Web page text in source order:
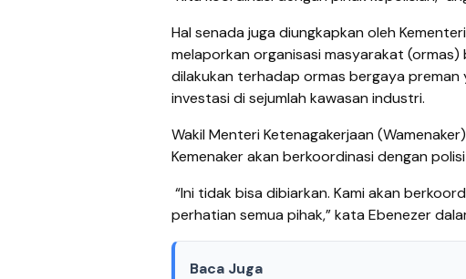
Hal senada juga diungkapkan oleh
melaporkan organisasi masyarakat
dilakukan terhadap ormas bergaya
investasi di sejumlah kawasan industri.
Wakil Menteri Ketenagakerjaan
Kemenaker akan berkoordinasi dengan
“Ini tidak bisa dibiarkan. Kami akan
perhatian semua pihak,” kata Ebenezer
Baca Juga